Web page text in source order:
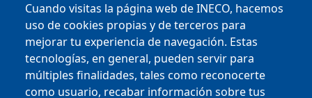
Cuando visitas la página web de INECO, hacemos
uso de cookies propias y de terceros para
mejorar tu experiencia de navegación. Estas
tecnologías, en general, pueden servir para
múltiples finalidades, tales como reconocerte
como usuario, recabar información sobre tus